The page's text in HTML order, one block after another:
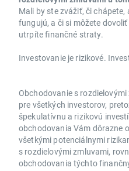
Mali by ste zvážiť, či
fungujú, a či si môžete
utrpíte finančné straty.
Investovanie je rizikové.
Obchodovanie s
pre všetkých investorov,
špekulatívnu a rizikovú
obchodovania Vám dôrazne
všetkými potenciálnymi
s rozdielovými zmluvami,
obchodovania týchto